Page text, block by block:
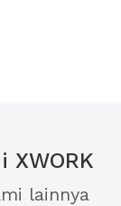
lainnya